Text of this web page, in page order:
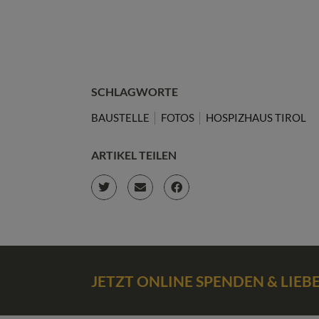
SCHLAGWORTE
BAUSTELLE FOTOS HOSPIZHAUS TIROL
ARTIKEL TEILEN
JETZT ONLINE SPENDEN &